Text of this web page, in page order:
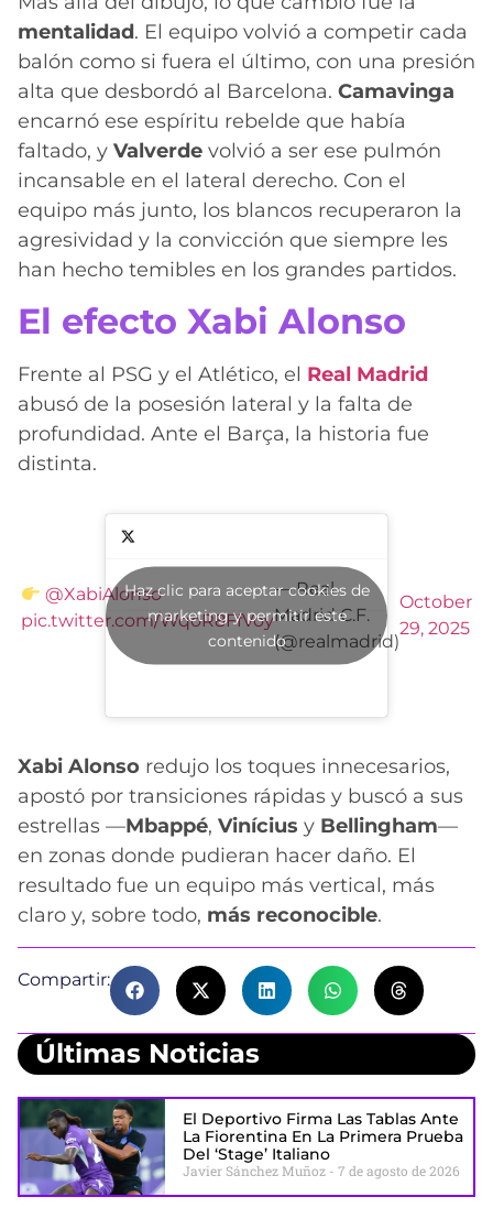
mentalidad. El equipo volvió a competir cada
balón como si fuera el último, con una presión
alta que desbordó al Barcelona. Camavinga
encarnó ese espíritu rebelde que había
faltado, y Valverde volvió a ser ese pulmón
incansable en el lateral derecho. Con el
equipo más junto, los blancos recuperaron la
agresividad y la convicción que siempre les
han hecho temibles en los grandes partidos.
El efecto Xabi Alonso
Frente al PSG y el Atlético, el Real Madrid
abusó de la posesión lateral y la falta de
profundidad. Ante el Barça, la historia fue
distinta.
@XabiAlonso
pic.twitter.com/WqoR8FfVoy
— Real
Madrid C.F.
(@realmadrid)
October
29, 2025
Haz clic para aceptar cookies de
marketing y permitir este
contenido
Xabi Alonso redujo los toques innecesarios,
apostó por transiciones rápidas y buscó a sus
estrellas —Mbappé, Vinícius y Bellingham—
en zonas donde pudieran hacer daño. El
resultado fue un equipo más vertical, más
claro y, sobre todo, más reconocible.
Compartir:
Últimas Noticias
El Deportivo Firma Las Tablas Ante
La Fiorentina En La Primera Prueba
Del ‘stage’ Italiano
Javier Sánchez Muñoz 7 de agosto de 2026